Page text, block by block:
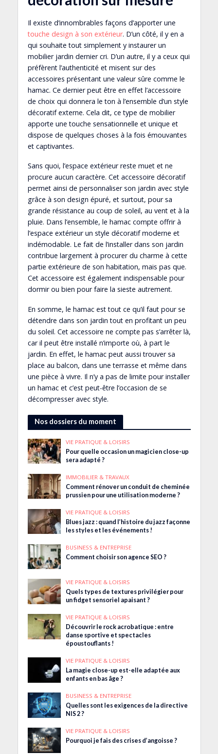
Il existe d’innombrables façons d’apporter une
touche design à son extérieur. D’un côté, il y en a
qui souhaite tout simplement y instaurer un
mobilier jardin dernier cri. D’un autre, il y a ceux qui
préfèrent l’authenticité et misent sur des
accessoires présentant une valeur sûre comme le
hamac. Ce dernier peut être en effet l’accessoire
de choix qui donnera le ton à l’ensemble d’un style
décoratif externe. Cela dit, ce type de mobilier
apporte une touche sensationnelle et unique et
dispose de quelques choses à la fois émouvantes
et captivantes.
Sans quoi, l’espace extérieur reste muet et ne
procure aucun caractère. Cet accessoire décoratif
permet ainsi de personnaliser son jardin avec style
grâce à son design épuré, et surtout, pour sa
grande résistance au coup de soleil, au vent et à la
pluie. Dans l’ensemble, le hamac compte offrir à
l’espace extérieur un style décoratif moderne et
indémodable. Le fait de l’installer dans son jardin
contribue largement à procurer du charme à cette
partie extérieure de son habitation, mais pas que.
Cet accessoire est également indispensable pour
dormir ou bien pour faire la sieste autrement.
En somme, le hamac est tout ce qu’il faut pour se
détendre dans son jardin tout en profitant un peu
du soleil. Cet accessoire ne compte pas s’arrêter là,
car il peut être installé n’importe où, à part le
jardin. En effet, le hamac peut aussi trouver sa
place au balcon, dans une terrasse et même dans
une pièce à vivre. Il n’y a pas de limite pour installer
un hamac et c’est peut-être l’occasion de se
décompresser avec style.
Nos dossiers du moment
VIE PRATIQUE & LOISIRS
Pour quelle occasion un magicien close-up
sera adapté ?
IMMOBILIER & TRAVAUX
Comment rénover un conduit de cheminée
prussien pour une utilisation moderne ?
VIE PRATIQUE & LOISIRS
Blues jazz : quand l’histoire du jazz façonne
les styles et les événements !
BUSINESS & ENTREPRISE
Comment choisir son agence SEO ?
VIE PRATIQUE & LOISIRS
Quels types de textures privilégier pour
un fidget sensoriel apaisant ?
VIE PRATIQUE & LOISIRS
Découvrir le rock acrobatique : entre
danse sportive et spectacles
époustouflants !
VIE PRATIQUE & LOISIRS
La magie close-up est-elle adaptée aux
enfants en bas âge ?
BUSINESS & ENTREPRISE
Quelles sont les exigences de la directive
NIS 2 ?
VIE PRATIQUE & LOISIRS
Pourquoi je fais des crises d’angoisse ?